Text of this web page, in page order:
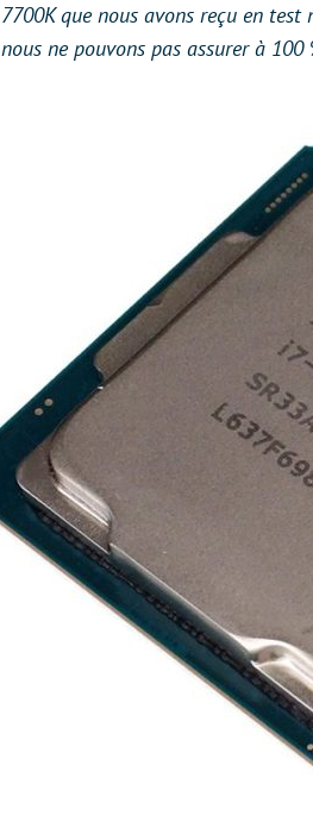
7700K que nous avons reçu en
nous ne pouvons pas assurer à